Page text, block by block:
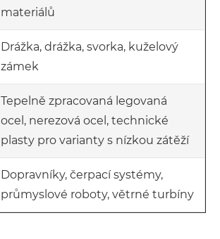
materiálů
Drážka, drážka, svorka, kuželový
zámek
Tepelně zpracovaná legovaná
ocel, nerezová ocel, technické
plasty pro varianty s nízkou zátěží
Dopravníky, čerpací systémy,
průmyslové roboty, větrné turbíny